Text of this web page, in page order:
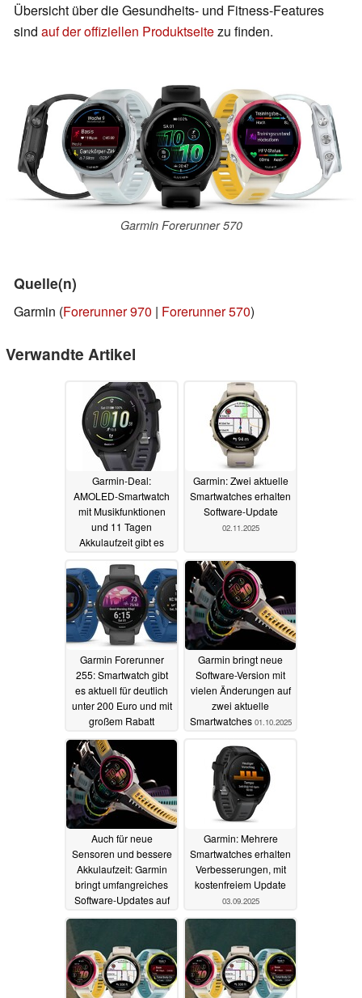
Übersicht über die Gesundheits- und Fitness-Features
sind auf der offiziellen Produktseitezu finden.
Garmin Forerunner 570
Quelle(n)
Garmin (Forerunner 970 | Forerunner 570)
Verwandte Artikel
Garmin-Deal:
AMOLED-Smartwatch
mit Musikfunktionen
und 11 Tagen
Akkulaufzeit gibt es
Garmin: Zwei aktuelle
Smartwatches erhalten
Software-Update
02.11.2025
Garmin Forerunner
255: Smartwatch gibt
es aktuell für deutlich
unter 200 Euro und mit
großem Rabatt
11.10.2025
Garmin bringt neue
Software-Version mit
vielen Änderungen auf
zwei aktuelle
Smartwatches 01.10.2025
Auch für neue
Sensoren und bessere
Akkulaufzeit: Garmin
bringt umfangreiches
Software-Updates auf
Garmin: Mehrere
Smartwatches erhalten
Verbesserungen, mit
kostenfreiem Update
03.09.2025